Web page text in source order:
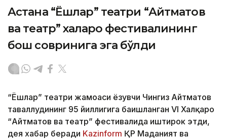
Астана “Ёшлар” театри “Айтматов
ва театр” халқаро фестивалининг
бош совринига эга бўлди
“Ёшлар” театри жамоаси ёзувчи Чингиз Айтматов
таваллудининг 95 йиллигига бағишланган VI Халқаро
“Айтматов ва театр” фестивалида иштирок этди,
дея хабар беради Kazinform ҚР Маданият ва